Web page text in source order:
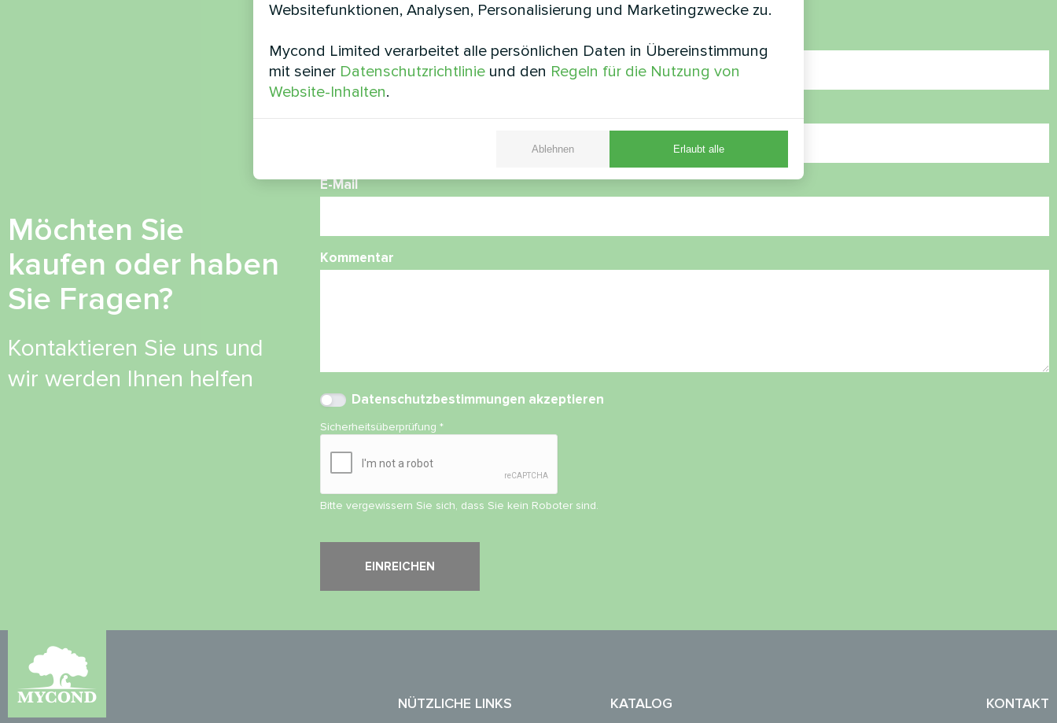
Möchten Sie
kaufen oder haben
Sie Fragen?
Kontaktieren Sie uns und
wir werden Ihnen helfen
E-Mail
Kommentar
Datenschutzbestimmungen akzeptieren
Sicherheitsüberprüfung*
Bitte vergewissern Sie sich, dass Sie kein Roboter sind.
NÜTZLICHE LINKS KATALOG KONTAKT
Websitefunktionen, Analysen, Personalisierung und Marketingzwecke zu.
Mycond Limited verarbeitet alle persönlichen Daten in Übereinstimmung
mit seiner Datenschutzrichtlinie und den Regeln für die Nutzung von
Website-Inhalten.
Ablehnen Erlaubt alle